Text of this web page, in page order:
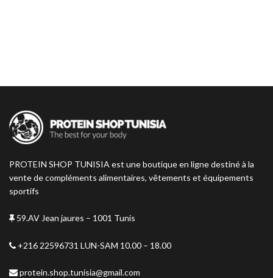
PROTEIN SHOP TUNISIA est une boutique en ligne destiné à la
vente de compléments alimentaires, vêtements et équipements
sportifs
59.AV Jean jaures – 1001 Tunis
+216 22596731 LUN-SAM 10.00 – 18.00
protein.shop.tunisia@gmail.com